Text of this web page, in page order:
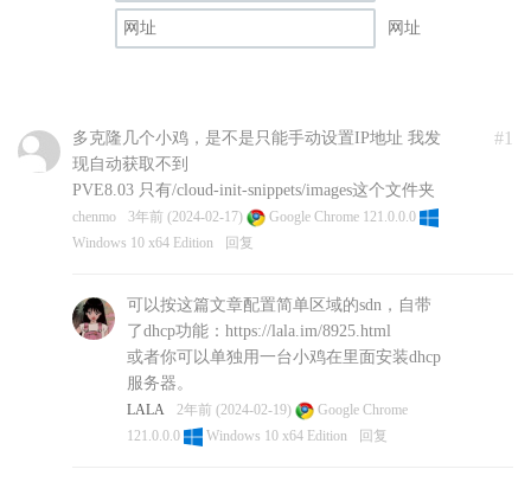
网址
#1
多克隆几个小鸡，是不是只能手动设置IP地址 我发
现自动获取不到
PVE8.03 只有/cloud-init-snippets/images这个文件夹
chenmo 3年前 (2024-02-17)
Google Chrome 121.0.0.0
Windows 10 x64 Edition
回复
可以按这篇文章配置简单区域的sdn，自带
了dhcp功能：https://lala.im/8925.html
或者你可以单独用一台小鸡在里面安装dhcp
服务器。
LALA 2年前 (2024-02-19)
Google Chrome
121.0.0.0
Windows 10 x64 Edition 回复